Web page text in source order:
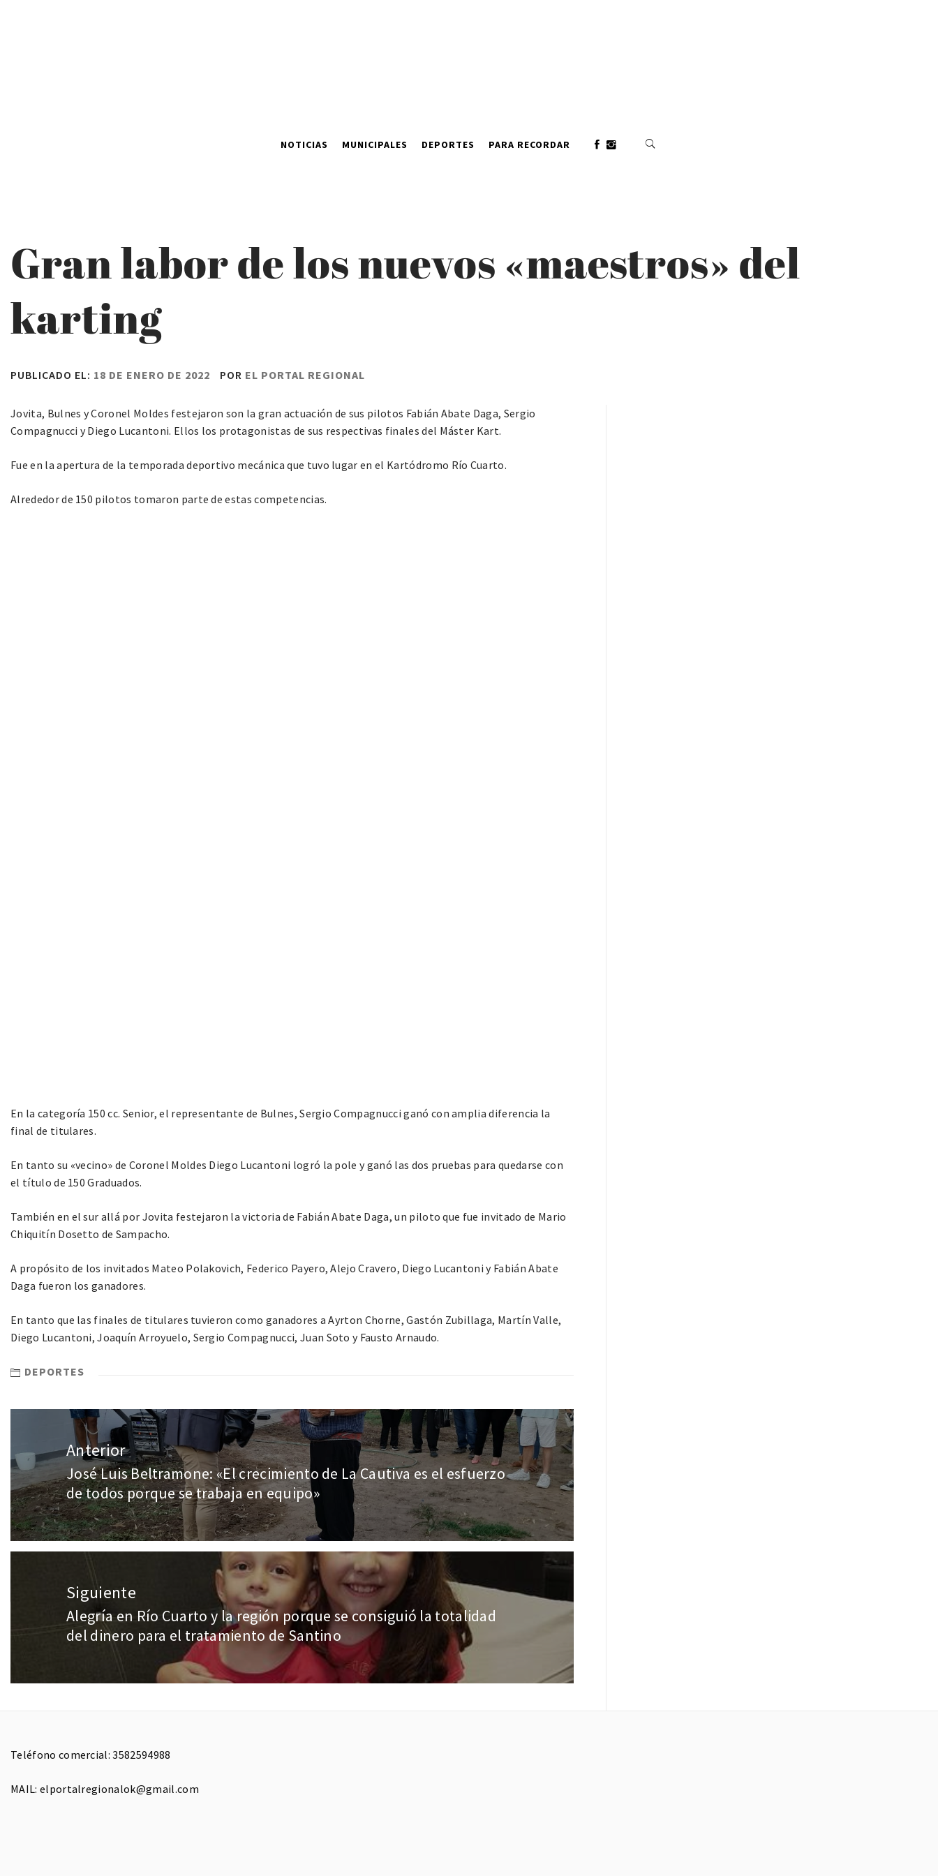
NOTICIAS MUNICIPALES DEPORTES PARA RECORDAR
Gran labor de los nuevos «maestros» del
karting
PUBLICADO EL: 18 DE ENERO DE 2022 POR EL PORTAL REGIONAL
Jovita, Bulnes y Coronel Moldes festejaron son la gran actuación de sus pilotos Fabián Abate Daga, Sergio
Compagnucci y Diego Lucantoni. Ellos los protagonistas de sus respectivas finales del Máster Kart.
Fue en la apertura de la temporada deportivo mecánica que tuvo lugar en el Kartódromo Río Cuarto.
Alrededor de 150 pilotos tomaron parte de estas competencias.
En la categoría 150 cc. Senior, el representante de Bulnes, Sergio Compagnucci ganó con amplia diferencia la
final de titulares.
En tanto su «vecino» de Coronel Moldes Diego Lucantoni logró la pole y ganó las dos pruebas para quedarse con
el título de 150 Graduados.
También en el sur allá por Jovita festejaron la victoria de Fabián Abate Daga, un piloto que fue invitado de Mario
Chiquitín Dosetto de Sampacho.
A propósito de los invitados Mateo Polakovich, Federico Payero, Alejo Cravero, Diego Lucantoni y Fabián Abate
Daga fueron los ganadores.
En tanto que las finales de titulares tuvieron como ganadores a Ayrton Chorne, Gastón Zubillaga, Martín Valle,
Diego Lucantoni, Joaquín Arroyuelo, Sergio Compagnucci, Juan Soto y Fausto Arnaudo.
DEPORTES
Anterior
José Luis Beltramone: «El crecimiento de La Cautiva es el esfuerzo
de todos porque se trabaja en equipo»
Siguiente
Alegría en Río Cuarto y la región porque se consiguió la totalidad
del dinero para el tratamiento de Santino
Teléfono comercial: 3582594988
MAIL: elportalregionalok@gmail.com